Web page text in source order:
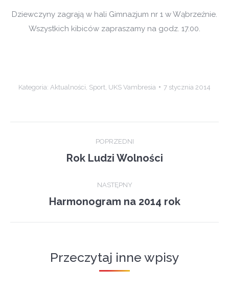
Dziewczyny zagrają w hali Gimnazjum nr 1 w Wąbrzeźnie.
Wszystkich kibiców zapraszamy na godz. 17.00.
Kategoria: Aktualności Sport UKS Vambresia 7 stycznia 2014
navigation
POPRZEDNI
Previous
Rok Ludzi Wolności
NASTĘPNY
Next
Harmonogram na 2014 rok
Przeczytaj inne wpisy